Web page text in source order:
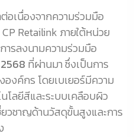
อเนื่องจากความร่วมมือ
Retailink ภายใต้หน่วย
ารลงนามความร่วมมือ
ที่ผ่านมา ซึ่งเป็นการ
งค์กร โดยเบเยอร์มีความ
ลยีสีและระบบเคลือบผิว
วชาญด้านวัสดุขั้นสูงและการ